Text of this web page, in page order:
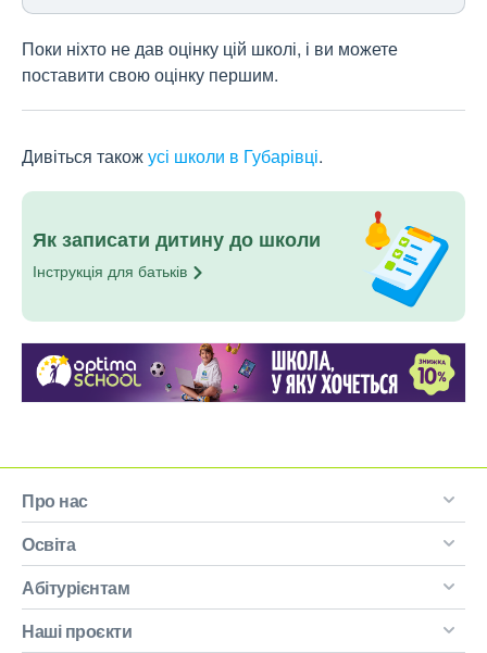
Поки ніхто не дав оцінку цій школі, і ви можете
поставити свою оцінку першим.
Дивіться такожусі школи в Губарівці.
Як записати дитину до школи
Інструкція для батьків
Про нас
Освіта
Абітурієнтам
Наші проєкти